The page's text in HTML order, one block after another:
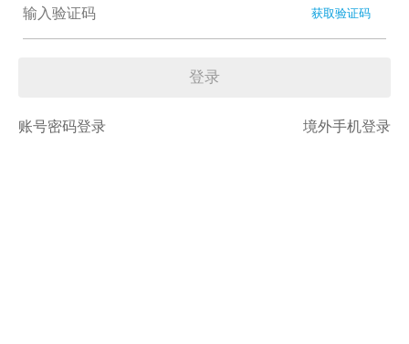
获取验证码
登录
账号密码登录 境外手机登录